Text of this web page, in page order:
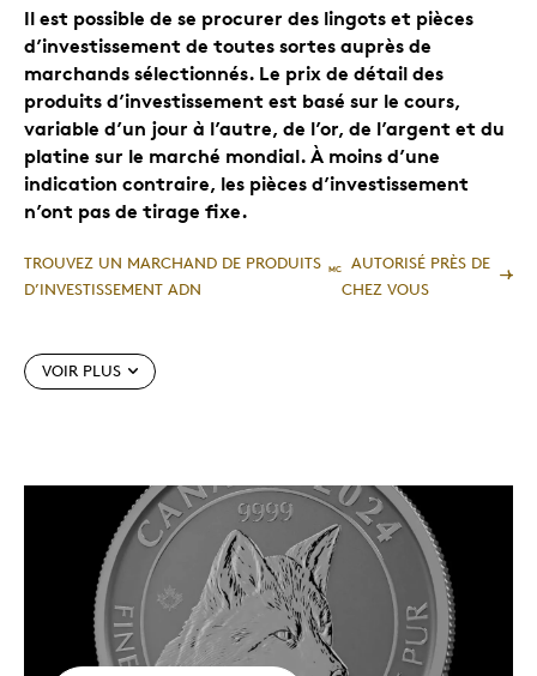
Il est possible de se procurer des lingots et pièces
d’investissement de toutes sortes auprès de
marchands sélectionnés. Le prix de détail des
produits d’investissement est basé sur le cours,
variable d’un jour à l’autre, de l’or, de l’argent et du
platine sur le marché mondial. À moins d’une
indication contraire, les pièces d’investissement
n’ont pas de tirage fixe.
TROUVEZ UN MARCHAND DE PRODUITS
D’INVESTISSEMENT ADN
MCAUTORISÉ PRÈS DE
CHEZ VOUS
Caractéristiques particulières
Monnaie royale canadienne, qui ont conjugué
une variété de techniques de gravure et de
givrage.
Le splendide fini épreuve numismatique inverse,
qui présente un champ mat et givré contrastant
magnifiquement avec le motif en relief brillant,
met en valeur les traits distinctifs du renard.
Comprend une marque privée en forme de feuille
d’érable microgravée au laser qui porte le
VOIR PLUS